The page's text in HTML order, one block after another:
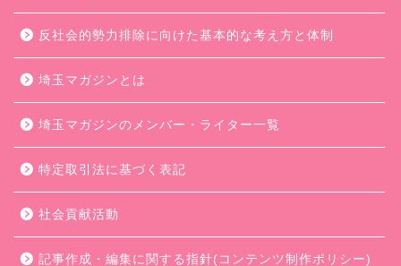
反社会的勢力排除に向けた基本的な考え方と体制
埼玉マガジンとは
埼玉マガジンのメンバー・ライター一覧
特定取引法に基づく表記
社会貢献活動
記事作成・編集に関する指針(コンテンツ制作ポリシー)